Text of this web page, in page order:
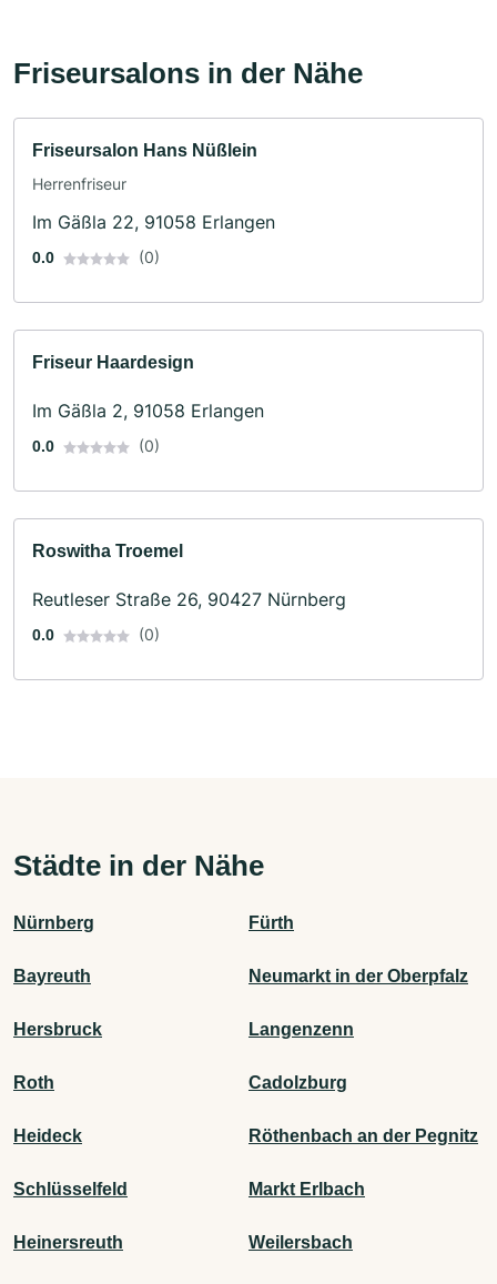
Friseursalons in der Nähe
Friseursalon Hans Nüßlein
Herrenfriseur
Im Gäßla 22, 91058 Erlangen
0.0 (0)
Friseur Haardesign
Im Gäßla 2, 91058 Erlangen
0.0 (0)
Roswitha Troemel
Reutleser Straße 26, 90427 Nürnberg
0.0 (0)
Städte in der Nähe
Nürnberg Fürth
Bayreuth Neumarkt in der Oberpfalz
Hersbruck Langenzenn
Roth Cadolzburg
Heideck Röthenbach an der Pegnitz
Schlüsselfeld Markt Erlbach
Heinersreuth Weilersbach